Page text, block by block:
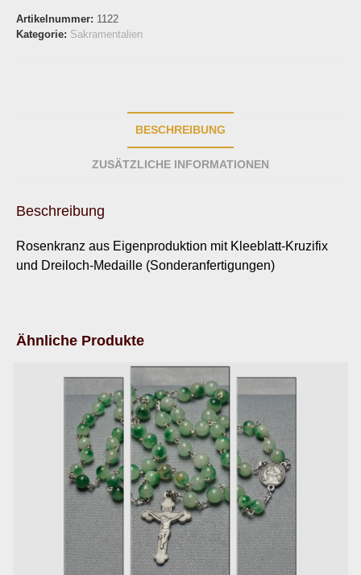
Artikelnummer: 1122
Kategorie: Sakramentalien
BESCHREIBUNG
ZUSÄTZLICHE INFORMATIONEN
Beschreibung
Rosenkranz aus Eigenproduktion mit Kleeblatt-Kruzifix
und Dreiloch-Medaille (Sonderanfertigungen)
Ähnliche Produkte